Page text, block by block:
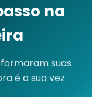
na
suas
é a sua vez.